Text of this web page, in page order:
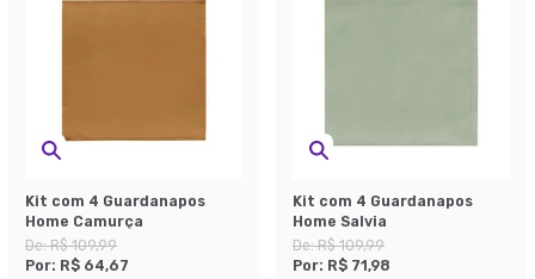
Kit com 4 Guardanapos
Home Camurça
De:R$ 109,99
Por: R$ 64,67
Kit com 4 Guardanapos
Home Salvia
De:R$ 109,99
Por: R$ 71,98